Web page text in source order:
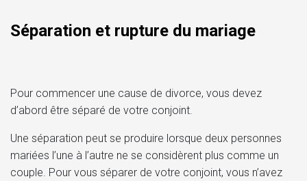
Séparation et rupture du mariage
Pour commencer une cause de divorce, vous devez
d’abord être séparé de votre conjoint.
Une séparation peut se produire lorsque deux personnes
mariées l’une à l’autre ne se considèrent plus comme un
couple. Pour vous séparer de votre conjoint, vous n’avez